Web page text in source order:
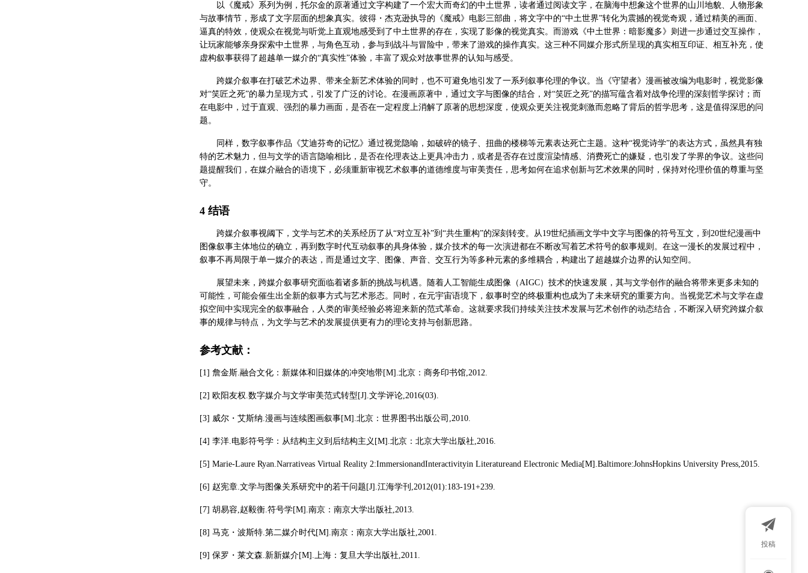
以《魔戒》系列为例，托尔金的原著通过文字构建了一个宏大而奇幻的中土世界，读者通过阅读文字，在脑海中想象这个世界的山川地貌、人物形象
与故事情节，形成了文字层面的想象真实。彼得・杰克逊执导的《魔戒》电影三部曲，将文字中的“中土世界”转化为震撼的视觉奇观，通过精美的画面、
逼真的特效，使观众在视觉与听觉上直观地感受到了中土世界的存在，实现了影像的视觉真实。而游戏《中土世界：暗影魔多》则进一步通过交互操作，
让玩家能够亲身探索中土世界，与角色互动，参与到战斗与冒险中，带来了游戏的操作真实。这三种不同媒介形式所呈现的真实相互印证、相互补充，使
虚构叙事获得了超越单一媒介的“真实性”体验，丰富了观众对故事世界的认知与感受。
跨媒介叙事在打破艺术边界、带来全新艺术体验的同时，也不可避免地引发了一系列叙事伦理的争议。当《守望者》漫画被改编为电影时，视觉影像
对“笑匠之死”的暴力呈现方式，引发了广泛的讨论。在漫画原著中，通过文字与图像的结合，对“笑匠之死”的描写蕴含着对战争伦理的深刻哲学探讨；而
在电影中，过于直观、强烈的暴力画面，是否在一定程度上消解了原著的思想深度，使观众更关注视觉刺激而忽略了背后的哲学思考，这是值得深思的问
题。
同样，数字叙事作品《艾迪芬奇的记忆》通过视觉隐喻，如破碎的镜子、扭曲的楼梯等元素表达死亡主题。这种“视觉诗学”的表达方式，虽然具有独
特的艺术魅力，但与文学的语言隐喻相比，是否在伦理表达上更具冲击力，或者是否存在过度渲染情感、消费死亡的嫌疑，也引发了学界的争议。这些问
题提醒我们，在媒介融合的语境下，必须重新审视艺术叙事的道德维度与审美责任，思考如何在追求创新与艺术效果的同时，保持对伦理价值的尊重与坚
守。
4 结语
跨媒介叙事视阈下，文学与艺术的关系经历了从“对立互补”到“共生重构”的深刻转变。从19世纪插画文学中文字与图像的符号互文，到20世纪漫画中
图像叙事主体地位的确立，再到数字时代互动叙事的具身体验，媒介技术的每一次演进都在不断改写着艺术符号的叙事规则。在这一漫长的发展过程中，
叙事不再局限于单一媒介的表达，而是通过文字、图像、声音、交互行为等多种元素的多维耦合，构建出了超越媒介边界的认知空间。
展望未来，跨媒介叙事研究面临着诸多新的挑战与机遇。随着人工智能生成图像（AIGC）技术的快速发展，其与文学创作的融合将带来更多未知的
可能性，可能会催生出全新的叙事方式与艺术形态。同时，在元宇宙语境下，叙事时空的终极重构也成为了未来研究的重要方向。当视觉艺术与文学在虚
拟空间中实现完全的叙事融合，人类的审美经验必将迎来新的范式革命。这就要求我们持续关注技术发展与艺术创作的动态结合，不断深入研究跨媒介叙
事的规律与特点，为文学与艺术的发展提供更有力的理论支持与创新思路。
参考文献：
[1] 詹金斯.融合文化：新媒体和旧媒体的冲突地带[M].北京：商务印书馆,2012.
[2] 欧阳友权.数字媒介与文学审美范式转型[J].文学评论,2016(03).
[3] 威尔・艾斯纳.漫画与连续图画叙事[M].北京：世界图书出版公司,2010.
[4] 李洋.电影符号学：从结构主义到后结构主义[M].北京：北京大学出版社,2016.
[5] Marie-Laure Ryan.Narrativeas Virtual Reality 2:ImmersionandInteractivityin Literatureand Electronic Media[M].Baltimore:JohnsHopkins University Press,2015.
[6] 赵宪章.文学与图像关系研究中的若干问题[J].江海学刊,2012(01):183-191+239.
[7] 胡易容,赵毅衡.符号学[M].南京：南京大学出版社,2013.
[8] 马克・波斯特.第二媒介时代[M].南京：南京大学出版社,2001.
[9] 保罗・莱文森.新新媒介[M].上海：复旦大学出版社,2011.
投稿